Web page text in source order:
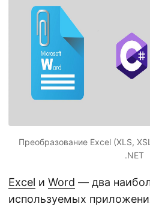
Преобразование Excel (XLS,
.NET
Excel и Word — два
используемых